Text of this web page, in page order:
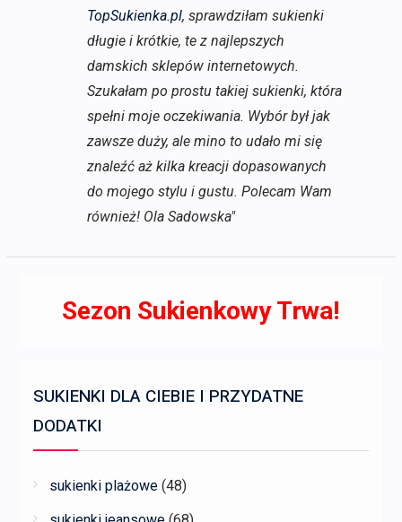
TopSukienka.pl, sprawdziłam sukienki
długie i krótkie, te z najlepszych
damskich sklepów internetowych.
Szukałam po prostu takiej sukienki, która
spełni moje oczekiwania. Wybór był jak
zawsze duży, ale mino to udało mi się
znaleźć aż kilka kreacji dopasowanych
do mojego stylu i gustu. Polecam Wam
również! Ola Sadowska"
Sezon Sukienkowy Trwa!
SUKIENKI DLA CIEBIE I PRZYDATNE
DODATKI
sukienki plażowe (48)